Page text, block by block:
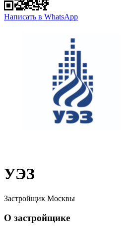
Написать в WhatsApp
УЭЗ
Застройщик Москвы
О застройщике